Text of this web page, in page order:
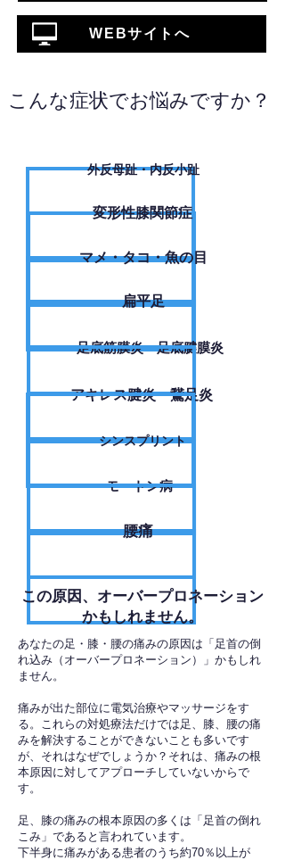
WEBサイトへ
こんな症状でお悩みですか？
外反母趾・内反小趾
変形性膝関節症
​マメ・タコ・魚の目
扁平足
足底筋膜炎・足底腱膜炎
アキレス腱炎・鵞足炎
シンスプリント
モートン病
腰痛
​この原因、オーバープロネーション
かもしれません。
あなたの足・膝・腰の痛みの原因は「足首の倒
れ込み（オーバープロネーション）」かもしれ
ません。
痛みが出た部位に電気治療やマッサージをす
る。これらの対処療法だけでは足、膝、腰の痛
みを解決することができないことも多いです
が、それはなぜでしょうか？それは、痛みの根
本原因に対してアプローチしていないからで
す。
足、膝の痛みの根本原因の多くは「足首の倒れ
こみ」であると言われています。
下半身に痛みがある患者のうち約70％以上が